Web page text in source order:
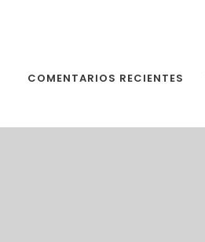
COMENTARIOS RECIENTES